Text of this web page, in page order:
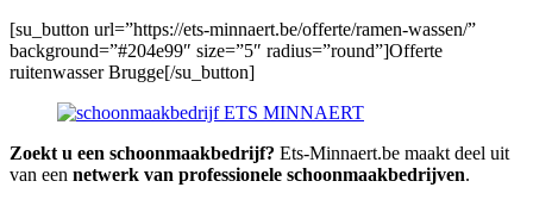
[su_button url=”https://ets-minnaert.be/offerte/ramen-wassen/”
background=”#204e99″ size=”5″ radius=”round”]Offerte
ruitenwasser Brugge[/su_button]
Zoekt u een schoonmaakbedrijf? Ets-Minnaert.be maakt deel uit
van een netwerk van professionele schoonmaakbedrijven.